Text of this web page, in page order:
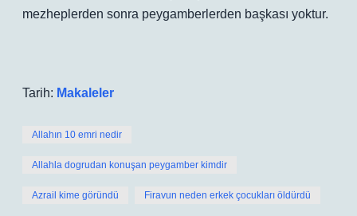
mezheplerden sonra peygamberlerden başkası yoktur.
Tarih: Makaleler
Allahın 10 emri nedir
Allahla dogrudan konuşan peygamber kimdir
Azrail kime göründü Firavun neden erkek çocukları öldürdü